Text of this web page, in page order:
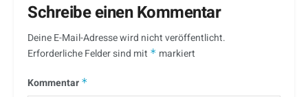
Schreibe einen Kommentar
Deine E-Mail-Adresse wird nicht veröffentlicht.
Erforderliche Felder sind mit * markiert
Kommentar *